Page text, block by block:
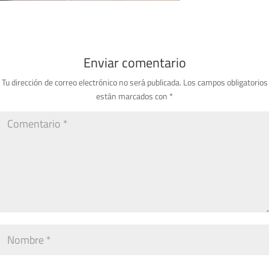
Enviar comentario
Tu dirección de correo electrónico no será publicada. Los campos obligatorios
están marcados con *